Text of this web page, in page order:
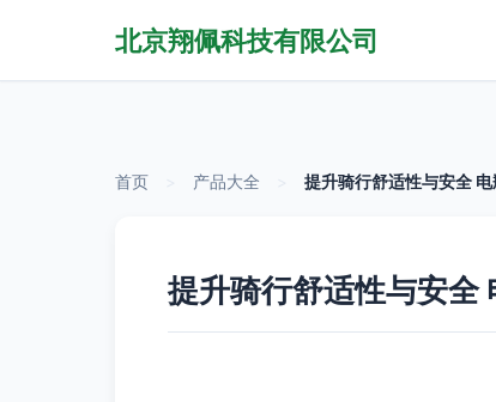
北京翔佩科技有限公司
首页 产品大全 提升骑行舒适性与安全
提升骑行舒适性与安全